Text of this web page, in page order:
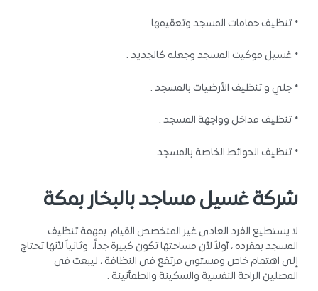
* تنظيف حمامات المسجد وتعقيمها.
* غسيل موكيت المسجد وجعله كالجديد .
* جلي و تنظيف الأرضيات بالمسجد .
* تنظيف مداخل وواجهة المسجد .
* تنظيف الحوائط الخاصة بالمسجد.
شركة غسيل مساجد بالبخار بمكة
لا يستطيع الفرد العادى غير المتخصص القيام بمهمة تنظيف
المسجد بمفرده ، أولاً لأن مساحتها تكون كبيرة جداً، وثانياً لأنها تحتاج
إلى اهتمام خاص ومستوى مرتفع فى النظافة ، ليبعث فى
المصلين الراحة النفسية والسكينة والطمأنينة .